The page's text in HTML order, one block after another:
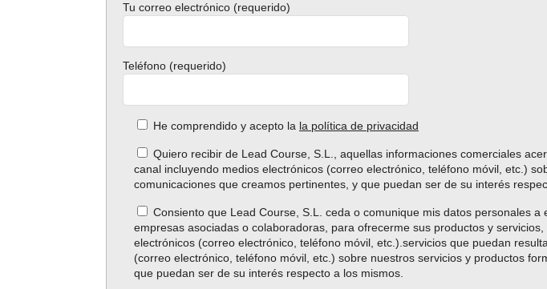
Tu correo electrónico (requerido)
Teléfono (requerido)
He comprendido y acepto la la política de privacidad
Quiero recibir de Lead Course, S.L., aquellas informaciones comerciales
canal incluyendo medios electrónicos (correo electrónico, teléfono móvil, etc.)
comunicaciones que creamos pertinentes, y que puedan ser de su interés
Consiento que Lead Course, S.L. ceda o comunique mis datos personales
empresas asociadas o colaboradoras, para ofrecerme sus productos y
electrónicos (correo electrónico, teléfono móvil, etc.).servicios que puedan
(correo electrónico, teléfono móvil, etc.) sobre nuestros servicios y productos
que puedan ser de su interés respecto a los mismos.